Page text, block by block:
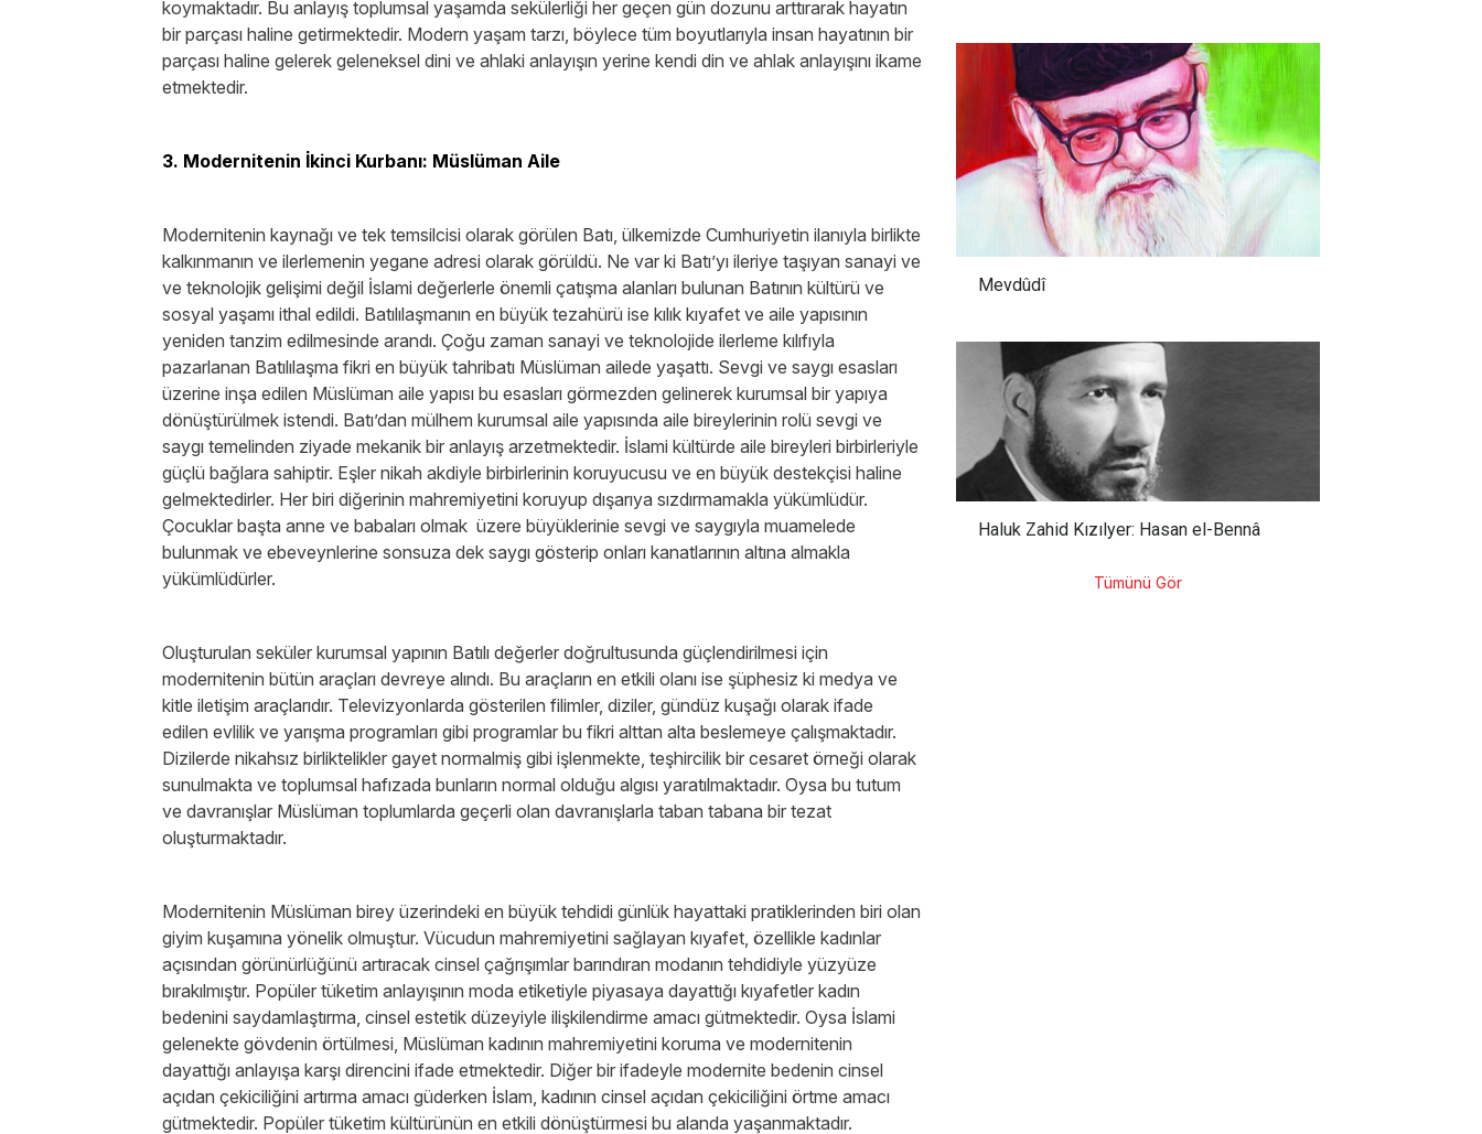
koymaktadır. Bu anlayış toplumsal yaşamda sekülerliği her geçen gün dozunu arttırarak hayatın
bir parçası haline getirmektedir. Modern yaşam tarzı, böylece tüm boyutlarıyla insan hayatının bir
parçası haline gelerek geleneksel dini ve ahlaki anlayışın yerine kendi din ve ahlak anlayışını ikame
etmektedir.
3. Modernitenin İkinci Kurbanı: Müslüman Aile
Modernitenin kaynağı ve tek temsilcisi olarak görülen Batı, ülkemizde Cumhuriyetin ilanıyla birlikte
kalkınmanın ve ilerlemenin yegane adresi olarak görüldü. Ne var ki Batı’yı ileriye taşıyan sanayi ve
ve teknolojik gelişimi değil İslami değerlerle önemli çatışma alanları bulunan Batının kültürü ve
sosyal yaşamı ithal edildi. Batılılaşmanın en büyük tezahürü ise kılık kıyafet ve aile yapısının
yeniden tanzim edilmesinde arandı. Çoğu zaman sanayi ve teknolojide ilerleme kılıfıyla
pazarlanan Batılılaşma fikri en büyük tahribatı Müslüman ailede yaşattı. Sevgi ve saygı esasları
üzerine inşa edilen Müslüman aile yapısı bu esasları görmezden gelinerek kurumsal bir yapıya
dönüştürülmek istendi. Batı’dan mülhem kurumsal aile yapısında aile bireylerinin rolü sevgi ve
saygı temelinden ziyade mekanik bir anlayış arzetmektedir. İslami kültürde aile bireyleri birbirleriyle
güçlü bağlara sahiptir. Eşler nikah akdiyle birbirlerinin koruyucusu ve en büyük destekçisi haline
gelmektedirler. Her biri diğerinin mahremiyetini koruyup dışarıya sızdırmamakla yükümlüdür.
Çocuklar başta anne ve babaları olmak üzere büyüklerinie sevgi ve saygıyla muamelede
bulunmak ve ebeveynlerine sonsuza dek saygı gösterip onları kanatlarının altına almakla
yükümlüdürler.
Oluşturulan seküler kurumsal yapının Batılı değerler doğrultusunda güçlendirilmesi için
modernitenin bütün araçları devreye alındı. Bu araçların en etkili olanı ise şüphesiz ki medya ve
kitle iletişim araçlarıdır. Televizyonlarda gösterilen filimler, diziler, gündüz kuşağı olarak ifade
edilen evlilik ve yarışma programları gibi programlar bu fikri alttan alta beslemeye çalışmaktadır.
Dizilerde nikahsız birliktelikler gayet normalmiş gibi işlenmekte, teşhircilik bir cesaret örneği olarak
sunulmakta ve toplumsal hafızada bunların normal olduğu algısı yaratılmaktadır. Oysa bu tutum
ve davranışlar Müslüman toplumlarda geçerli olan davranışlarla taban tabana bir tezat
oluşturmaktadır.
Modernitenin Müslüman birey üzerindeki en büyük tehdidi günlük hayattaki pratiklerinden biri olan
giyim kuşamına yönelik olmuştur. Vücudun mahremiyetini sağlayan kıyafet, özellikle kadınlar
açısından görünürlüğünü artıracak cinsel çağrışımlar barındıran modanın tehdidiyle yüzyüze
bırakılmıştır. Popüler tüketim anlayışının moda etiketiyle piyasaya dayattığı kıyafetler kadın
bedenini saydamlaştırma, cinsel estetik düzeyiyle ilişkilendirme amacı gütmektedir. Oysa İslami
gelenekte gövdenin örtülmesi, Müslüman kadının mahremiyetini koruma ve modernitenin
dayattığı anlayışa karşı direncini ifade etmektedir. Diğer bir ifadeyle modernite bedenin cinsel
açıdan çekiciliğini artırma amacı güderken İslam, kadının cinsel açıdan çekiciliğini örtme amacı
gütmektedir. Popüler tüketim kültürünün en etkili dönüştürmesi bu alanda yaşanmaktadır.
Mevdûdî
Haluk Zahid Kızılyer: Hasan el-Bennâ
Tümünü Gör